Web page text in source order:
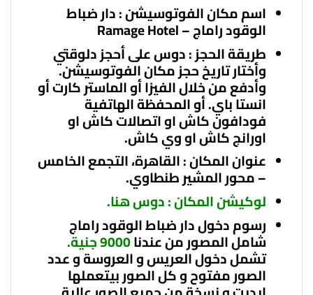
اسم مكان الفوتوسيشن :دار ضباط
الوقود راماج – Ramage Hotel
طريقة الحجز :دوس على أحجز دلوقتي
وأختار تاريخ حجز مكان الفوتوسيشن.
وأدفع من خلال الفيزا أو الماستر كارت أو
انستا باي. أو المحفظة الهاتفية
فودافون كاش او اتصالات كاش او
اورانج كاش او وي كاش.
عنوان المكان : القاهرة، التجمع الخامس
– محور المشير طنطاوي.
لوكيشن المكان : دوس هنا.
رسوم دخولدار ضباط الوقود راماج
شامل المصور من عندنا9000 جنية.
تشمل دخول العريس و العروسة و عدد
الصور مفتوح و كل الصور بيتعملها